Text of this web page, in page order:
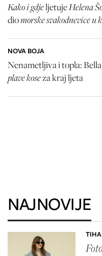
Kako i gdjeljetujeHelena
diomorske svakodnevice u
NOVA BOJA
Nenametljiva i topla:
plave koseza kraj ljeta
NAJNOVIJE